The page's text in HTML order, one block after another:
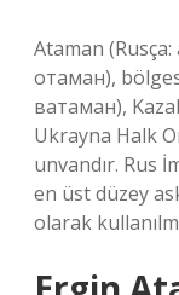
Ataman
отаман),
ватаман),
Ukrayna Halk
unvandır. Rus
en üst düzey
olarak